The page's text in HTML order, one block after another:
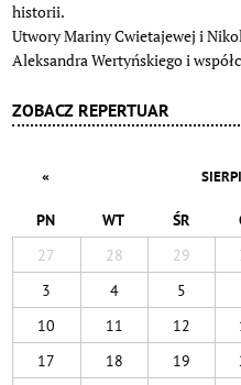
ZOBACZ REPERTUAR
«
PN WT ŚR
27
28 29
3
4 5
10
11 12
17
18 19
historii.
Utwory Mariny Cwietajewej i
Aleksandra Wertyńskiego i